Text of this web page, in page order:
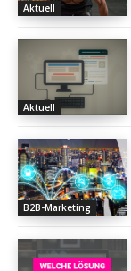
Aktuell
Aktuell
B2B-Marketing